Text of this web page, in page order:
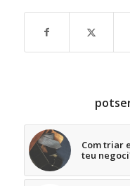
Com triar
teu